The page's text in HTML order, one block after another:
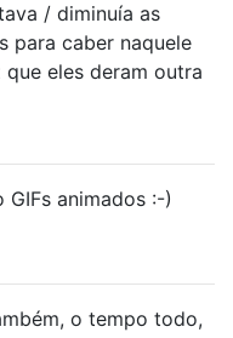
/ diminuía as
para caber naquele
que eles deram outra
GIFs animados :-)
o tempo todo,